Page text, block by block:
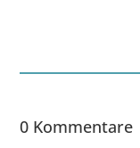
0 Kommentare